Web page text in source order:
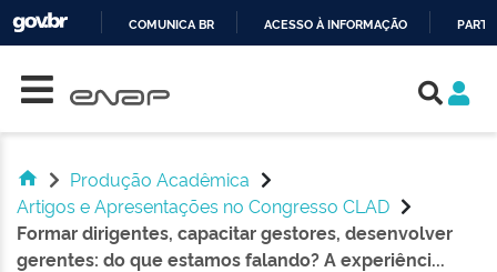
COMUNICA BR ACESSO À INFORMAÇÃO
Produção Acadêmica
Artigos e Apresentações no Congresso CLAD
Formar dirigentes, capacitar gestores, desenvolver
gerentes: do que estamos falando? A experiênci...